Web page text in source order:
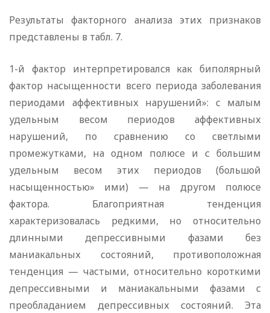
Результаты факторного анализа этих признаков
представлены в табл. 7.
1-й фактор интерпретировался как биполярный
фактор насыщенности всего периода заболевания
периодами аффективных нарушений»: с малым
удельным весом периодов аффективных
нарушений, по сравнению со светлыми
промежутками, на одном полюсе и с большим
удельным весом этих периодов (большой
насыщенностью» ими) — на другом полюсе
фактора. Благоприятная тенденция
характеризовалась редкими, но относительно
длинными депрессивными фазами без
маниакальных состояний, противоположная
тенденция — частыми, относительно короткими
депрессивными и маниакальными фазами с
преобладанием депрессивных состояний. Эта